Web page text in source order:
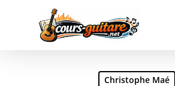
Hit enter to search or ESC to close
Christophe Maé